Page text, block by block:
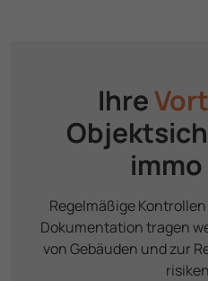
Ihre
Regelmäßige
Dokumen­tation tragen
von Gebäuden und zur